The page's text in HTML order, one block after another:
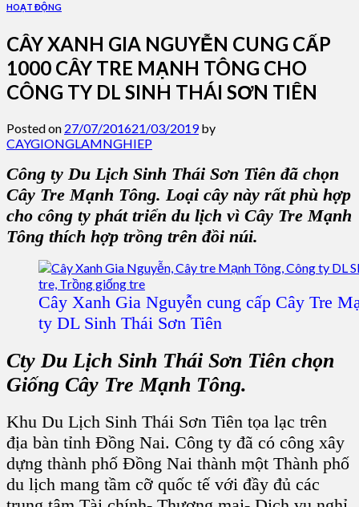
HOẠT ĐỘNG
CÂY XANH GIA NGUYỄN CUNG CẤP
1000 CÂY TRE MẠNH TÔNG CHO
CÔNG TY DL SINH THÁI SƠN TIÊN
Posted on 27/07/201621/03/2019by
CAYGIONGLAMNGHIEP
Công ty Du Lịch Sinh Thái Sơn Tiên đã chọn
Cây Tre Mạnh Tông. Loại cây này rất phù hợp
cho công ty phát triển du lịch vì Cây Tre Mạnh
Tông thích hợp trồng trên đồi núi.
Cây Xanh Gia Nguyễn cung cấp Cây Tre
ty DL Sinh Thái Sơn Tiên
Cty Du Lịch Sinh Thái Sơn Tiên chọn
Giống Cây Tre Mạnh Tông.
Khu Du Lịch Sinh Thái Sơn Tiên tọa lạc trên
địa bàn tỉnh Đồng Nai. Công ty đã có công xây
dựng thành phố Đồng Nai thành một Thành phố
du lịch mang tầm cỡ quốc tế với đầy đủ các